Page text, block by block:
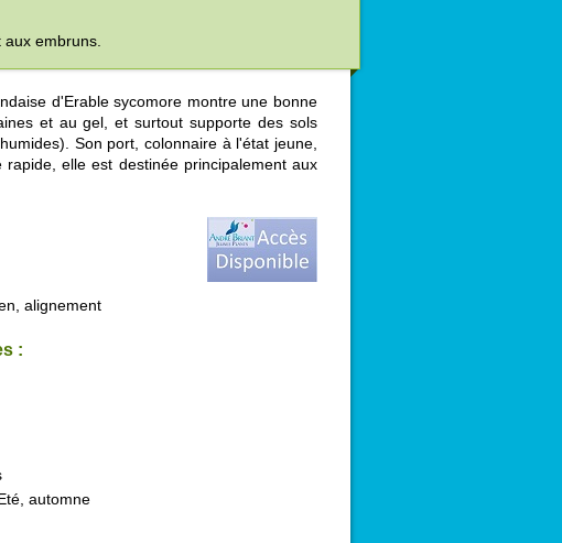
embruns.
d'Erable sycomore montre une bonne
et au gel, et surtout supporte des sols
Son port, colonnaire à l'état jeune,
elle est destinée principalement aux
alignement
:
automne